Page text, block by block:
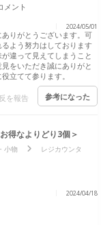
メント
2024/05/01
りがとうございます。可
よう努力はしております
違って見えてしまうこと
をいただき誠にありがと
立てて参ります。
を報告 参考になった
得なよりどり3個＞
小物
レジカウンタ
2024/04/18